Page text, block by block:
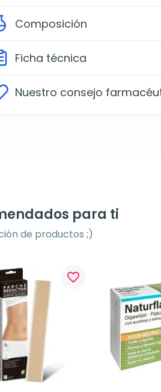
Composición
Ficha técnica
Nuestro consejo
para ti
de productos ;)
favorite_border